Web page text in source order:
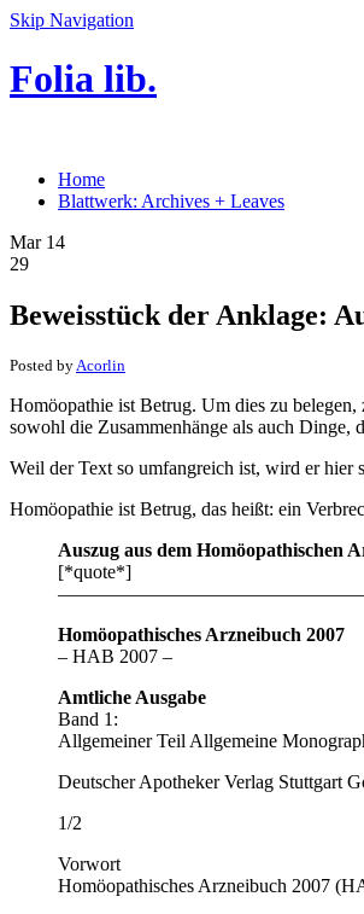
Skip Navigation
Folia lib.
Home
Blattwerk: Archives + Leaves
Mar 14
29
Beweisstück der Anklage:
Posted by Acorlin
Homöopathie ist Betrug. Um dies zu
sowohl die Zusammenhänge als auch
Weil der Text so umfangreich ist, wird er hier
Homöopathie ist Betrug, das heißt: ein
Auszug aus dem Homöopathischen
[*quote*]
Homöopathisches Arzneibuch 2007
– HAB 2007 –
Amtliche Ausgabe
Band 1:
Allgemeiner Teil Allgemeine
Deutscher Apotheker Verlag Stuttgart
1/2
Vorwort
Homöopathisches Arzneibuch 2007